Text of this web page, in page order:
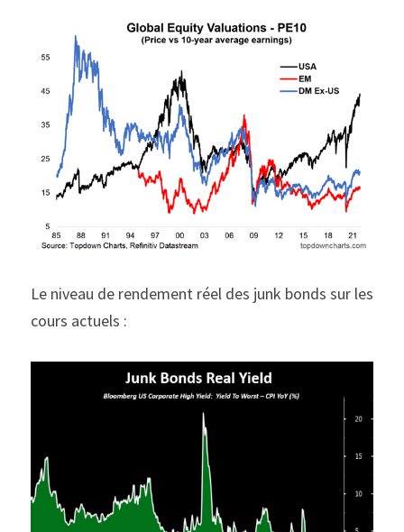
Le niveau de rendement réel des junk bonds sur les
cours actuels :